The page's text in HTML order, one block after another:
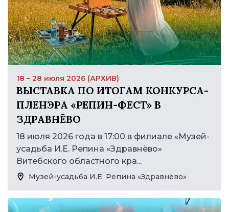
18 – 28 июля 2026 (АРХИВ)
ВЫСТАВКА ПО ИТОГАМ КОНКУРСА-
ПЛЕНЭРА «РЕПИН-ФЕСТ» В
ЗДРАВНЁВО
18 июля 2026 года в 17:00 в филиале «Музей-
усадьба И.Е. Репина «Здравнёво»
Витебского областного кра...
Музей-усадьба И.Е. Репина «Здравнёво»